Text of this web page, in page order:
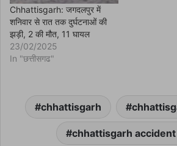
Chhattisgarh: जगदलपुर में
शनिवार से रात तक दुर्घटनाओं की
झड़ी, 2 की मौत, 11 घायल
23/02/2025
In "छत्तीसगढ"
chhattisgarh
chhattisgarh